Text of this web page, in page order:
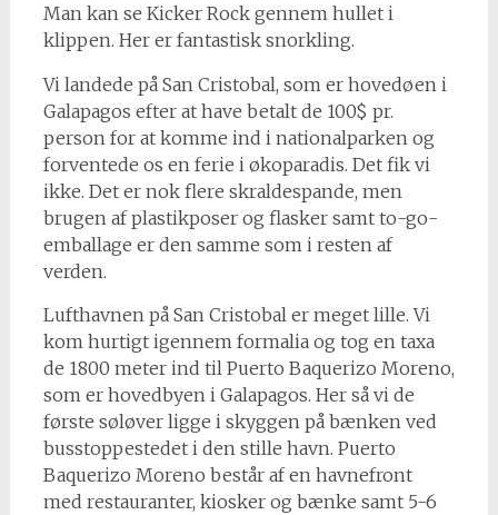
Man kan se Kicker Rock gennem hullet i
klippen. Her er fantastisk snorkling.
Vi landede på San Cristobal, som er hovedøen i
Galapagos efter at have betalt de 100$ pr.
person for at komme ind i nationalparken og
forventede os en ferie i økoparadis. Det fik vi
ikke. Det er nok flere skraldespande, men
brugen af plastikposer og flasker samt to-go-
emballage er den samme som i resten af
verden.
Lufthavnen på San Cristobal er meget lille. Vi
kom hurtigt igennem formalia og tog en taxa
de 1800 meter ind til Puerto Baquerizo Moreno,
som er hovedbyen i Galapagos. Her så vi de
første søløver ligge i skyggen på bænken ved
busstoppestedet i den stille havn. Puerto
Baquerizo Moreno består af en havnefront
med restauranter, kiosker og bænke samt 5-6